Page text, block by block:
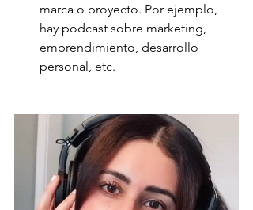
marca o proyecto. Por ejemplo,
hay podcast sobre marketing,
emprendimiento, desarrollo
personal, etc.